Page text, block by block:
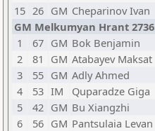
15 26 GM Cheparinov Ivan
GM Melkumyan Hrant 2736
1
67 GM Bok Benjamin
2
81 GM Atabayev Maksat
3
55 GM Adly Ahmed
4
53 IM Quparadze Giga
5
42 GM Bu Xiangzhi
6
56 GM Pantsulaia Levan